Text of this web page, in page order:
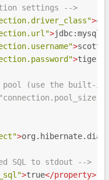
settings -->
>
>
>scott
>tiger
pool (use the built-
>
SQL to stdout -->
>true</property>